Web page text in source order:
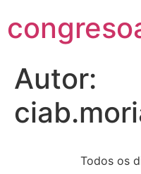
Autor:
Todos os